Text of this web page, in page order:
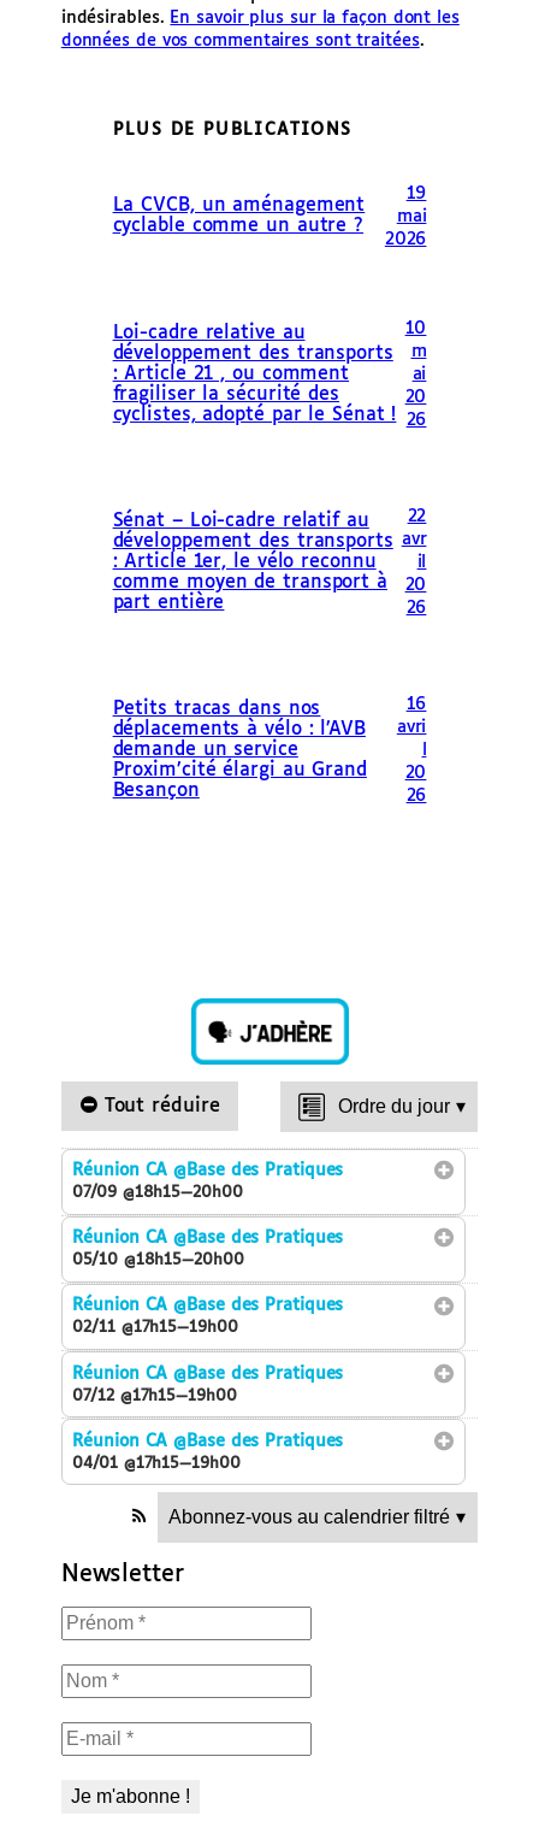
indésirables. En savoir plus sur la façon dont les
données de vos commentaires sont traitées.
PLUS DE PUBLICATIONS
La CVCB, un aménagement
cyclable comme un autre ?
19
mai
2026
Loi-cadre relative au
développement des transports
: Article 21 , ou comment
fragiliser la sécurité des
cyclistes, adopté par le Sénat !
10
m
ai
20
26
Sénat – Loi-cadre relatif au
développement des transports
: Article 1er, le vélo reconnu
comme moyen de transport à
part entière
22
avr
il
20
26
Petits tracas dans nos
déplacements à vélo : l’AVB
demande un service
Proxim’cité élargi au Grand
Besançon
16
avri
20
26
Tout réduire Ordre du jour ▾
Réunion CA@Base des Pratiques
07/09 @18h15—20h00
Réunion CA@Base des Pratiques
05/10 @18h15—20h00
Réunion CA@Base des Pratiques
02/11 @17h15—19h00
Réunion CA@Base des Pratiques
07/12 @17h15—19h00
Réunion CA@Base des Pratiques
04/01 @17h15—19h00
Abonnez-vous au calendrier filtré ▾
Newsletter